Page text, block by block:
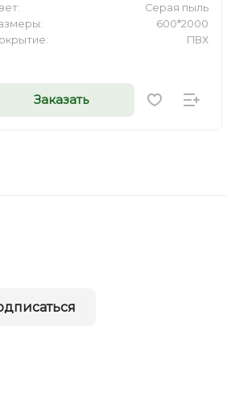
Серая пыль
600*2000
ПВХ
Заказать